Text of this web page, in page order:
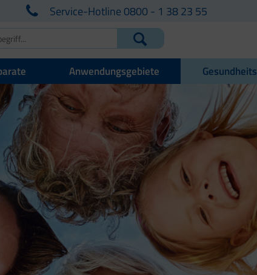
Service-Hotline 0800 - 1 38 23 55
Anwendungsgebiete